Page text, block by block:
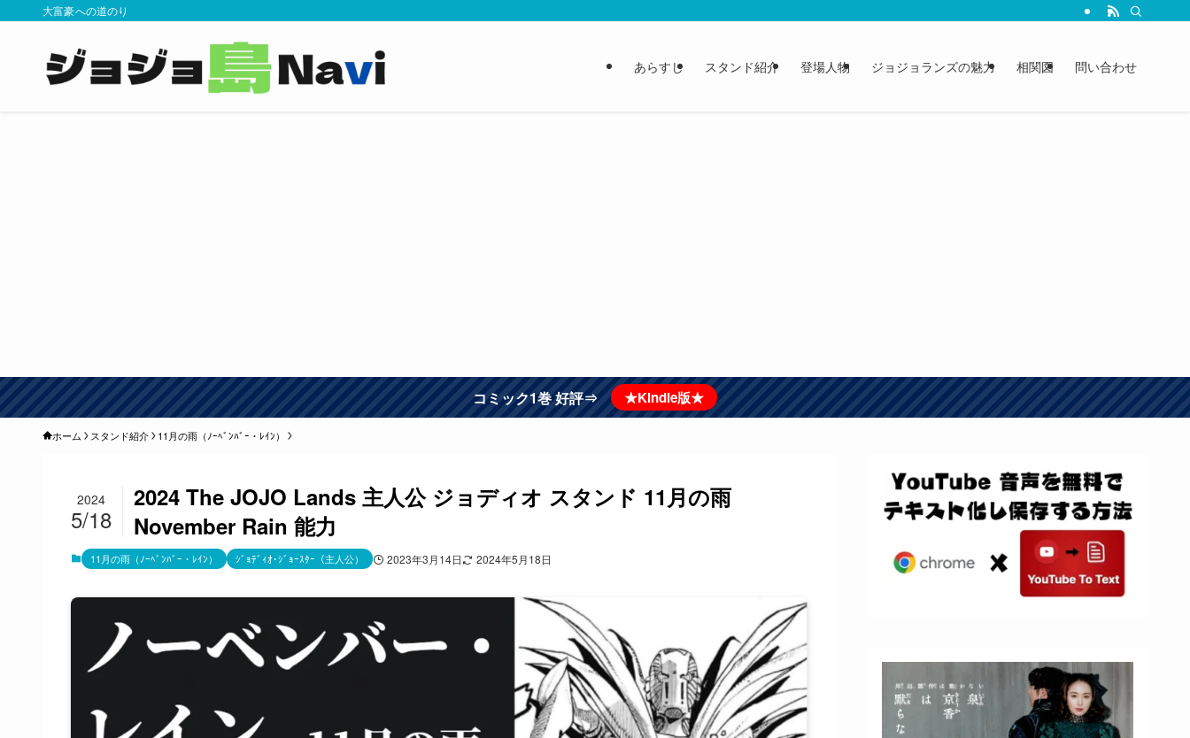
大富豪への道のり
あらすじ スタンド紹介 登場人物 ジョジョランズの魅力 相関図 問い合わせ
コミック1巻 好評⇒ ★Kindle版★
ホーム スタンド紹介 11月の雨（ﾉｰﾍﾞﾝﾊﾞｰ・ﾚｲﾝ）
2024 The JOJO Lands 主人公 ジョディオ スタンド 11月の雨
November Rain 能力
2024
5/18
11月の雨（ﾉｰﾍﾞﾝﾊﾞｰ・ﾚｲﾝ） ｼﾞｮﾃﾞｨｵ･ｼﾞｮｰｽﾀｰ（主人公） 2023年3月14日 2024年5月18日